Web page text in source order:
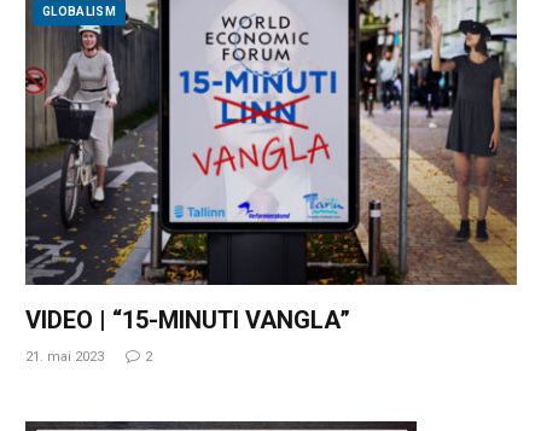
GLOBALISM
VIDEO | “15-MINUTI VANGLA”
21. mai 2023 2